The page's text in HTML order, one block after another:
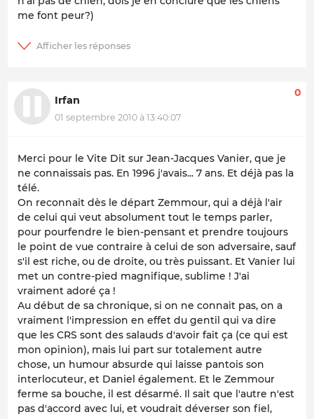
me font peur?)
Irfan
01 septembre 2010 à 13:40:07
0
Merci pour le Vite Dit sur Jean-Jacques Vanier, que je
ne connaissais pas. En 1996 j'avais... 7 ans. Et déjà pas la
télé.
On reconnait dès le départ Zemmour, qui a déjà l'air
de celui qui veut absolument tout le temps parler,
pour pourfendre le bien-pensant et prendre toujours
le point de vue contraire à celui de son adversaire, sauf
s'il est riche, ou de droite, ou très puissant. Et Vanier lui
met un contre-pied magnifique, sublime ! J'ai
vraiment adoré ça !
Au début de sa chronique, si on ne connait pas, on a
vraiment l'impression en effet du gentil qui va dire
que les CRS sont des salauds d'avoir fait ça (ce qui est
mon opinion), mais lui part sur totalement autre
chose, un humour absurde qui laisse pantois son
interlocuteur, et Daniel également. Et le Zemmour
ferme sa bouche, il est désarmé. Il sait que l'autre n'est
pas d'accord avec lui, et voudrait déverser son fiel,